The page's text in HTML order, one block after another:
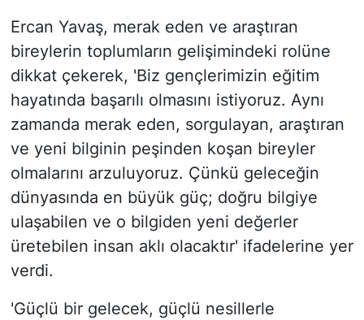
Ercan Yavaş, merak eden ve araştıran
bireylerin toplumların gelişimindeki rolüne
dikkat çekerek, 'Biz gençlerimizin eğitim
hayatında başarılı olmasını istiyoruz. Aynı
zamanda merak eden, sorgulayan, araştıran
ve yeni bilginin peşinden koşan bireyler
olmalarını arzuluyoruz. Çünkü geleceğin
dünyasında en büyük güç; doğru bilgiye
ulaşabilen ve o bilgiden yeni değerler
üretebilen insan aklı olacaktır' ifadelerine yer
verdi.
'Güçlü bir gelecek, güçlü nesillerle